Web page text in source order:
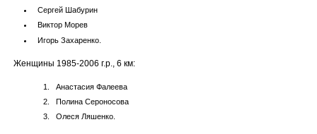
Сергей Шабурин
Виктор Морев
Игорь Захаренко.
Женщины 1985-2006 г.р., 6 км:
Анастасия Фалеева
Полина Сероносова
Олеся Ляшенко.